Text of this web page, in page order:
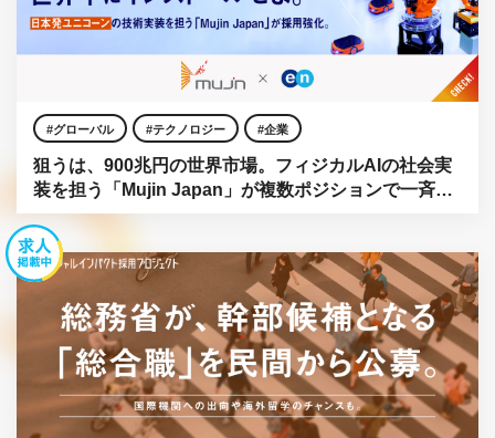
グローバル テクノロジー 企業
狙うは、900兆円の世界市場。フィジカルAIの社会実
装を担う「Mujin Japan」が複数ポジションで一斉公
募。